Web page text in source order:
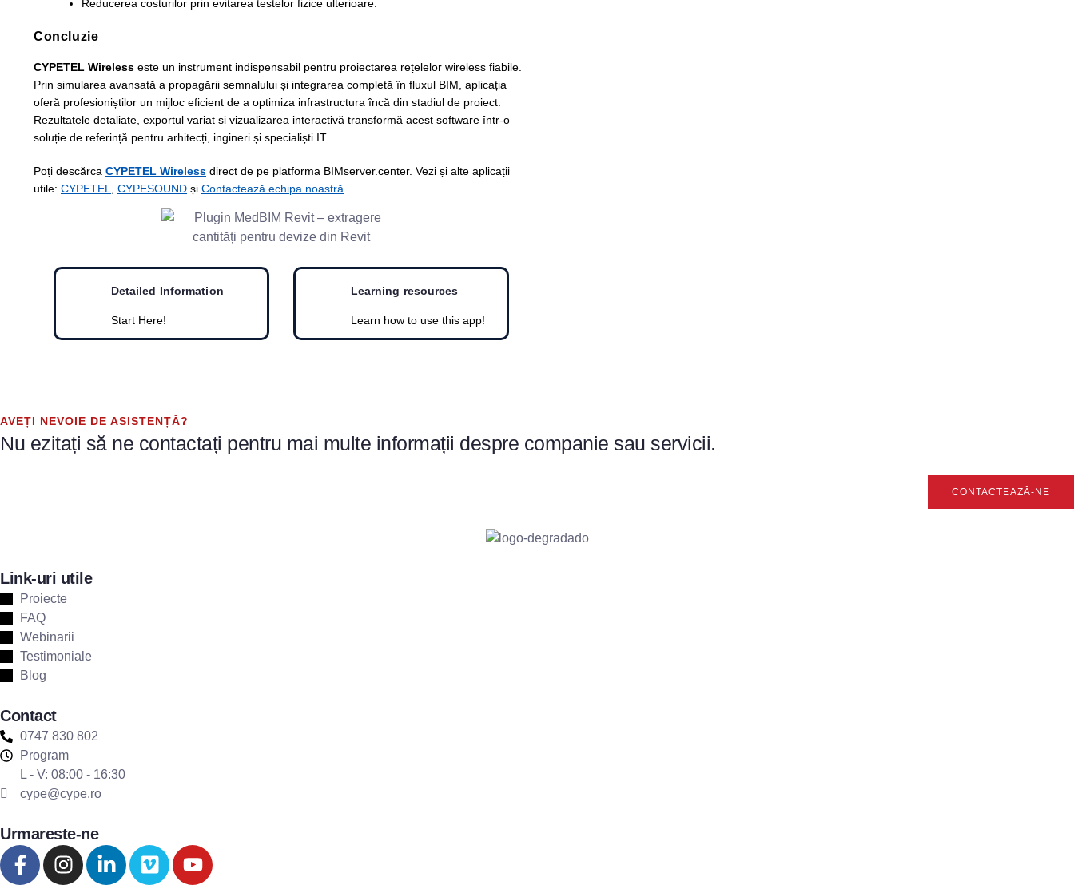
Reducerea costurilor prin evitarea testelor fizice ulterioare.
Concluzie
CYPETEL Wireless este un instrument indispensabil pentru proiectarea rețelelor wireless fiabile.
Prin simularea avansată a propagării semnalului și integrarea completă în fluxul BIM, aplicația
oferă profesioniștilor un mijloc eficient de a optimiza infrastructura încă din stadiul de proiect.
Rezultatele detaliate, exportul variat și vizualizarea interactivă transformă acest software într-o
soluție de referință pentru arhitecți, ingineri și specialiști IT.
Poți descărca CYPETEL Wireless direct de pe platforma BIMserver.center. Vezi și alte aplicații
utile: CYPETEL CYPESOUND și Contactează echipa noastră
Detailed Information
Start Here!
Learning resources
Learn how to use this app!
AVEȚI NEVOIE DE ASISTENȚĂ?
Nu ezitați să ne contactați pentru mai multe informații despre companie sau servicii.
CONTACTEAZĂ-NE
Link-uri utile
Proiecte
FAQ
Webinarii
Testimoniale
Blog
Contact
0747 830 802
Program
L - V: 08:00 - 16:30
cype@cype.ro
Urmareste-ne